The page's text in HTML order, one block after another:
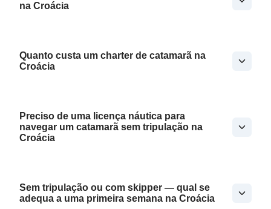
na Croácia
Quanto custa um charter de catamarã na
Croácia
Preciso de uma licença náutica para
navegar um catamarã sem tripulação na
Croácia
Sem tripulação ou com skipper — qual se
adequa a uma primeira semana na Croácia